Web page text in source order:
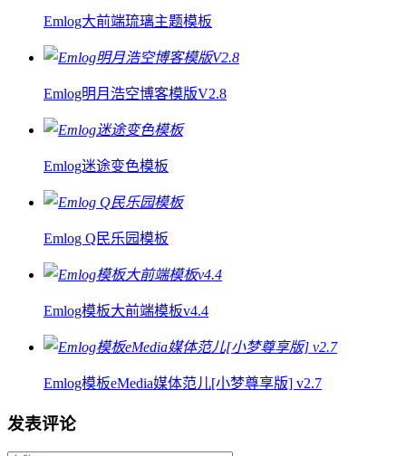
Emlog大前端琉璃主题模板
Emlog明月浩空博客模版V2.8
Emlog迷途变色模板
Emlog Q民乐园模板
Emlog模板大前端模板v4.4
Emlog模板eMedia媒体范儿[小梦尊享版] v2.7
发表评论